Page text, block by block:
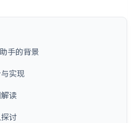
手的背景
实现
读
讨